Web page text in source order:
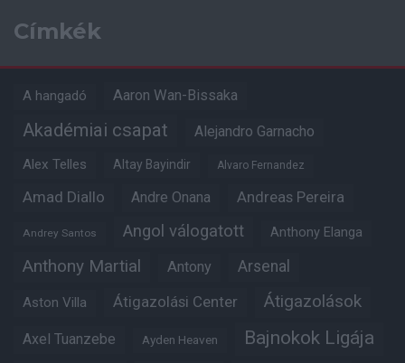
Címkék
A hangadó Aaron Wan-Bissaka
Akadémiai csapat Alejandro Garnacho
Alex Telles Altay Bayindir Alvaro Fernandez
Amad Diallo Andre Onana Andreas Pereira
Andrey Santos Angol válogatott Anthony Elanga
Anthony Martial Antony Arsenal
Aston Villa Átigazolási Center Átigazolások
Axel Tuanzebe Ayden Heaven Bajnokok Ligája